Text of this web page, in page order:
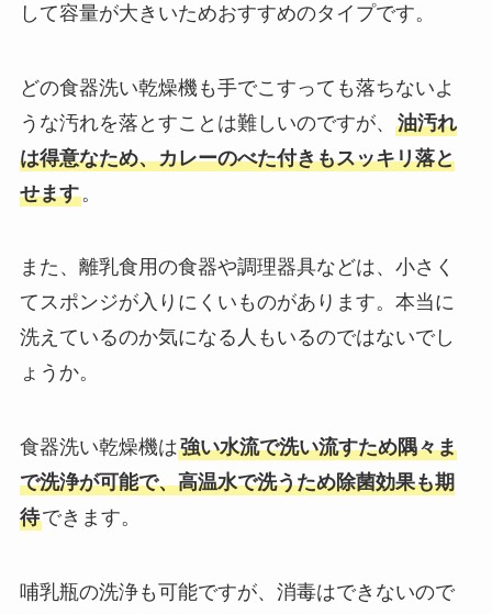
して容量が大きいためおすすめのタイプです。
どの食器洗い乾燥機も手でこすっても落ちないよ
うな汚れを落とすことは難しいのですが、 油汚れ
は得意なため、カレーのべた付きもスッキリ落と
せます。
また、離乳食用の食器や調理器具などは、小さく
てスポンジが入りにくいものがあります。本当に
洗えているのか気になる人もいるのではないでし
ょうか。
食器洗い乾燥機は強い水流で洗い流すため隅々ま
で洗浄が可能で、高温水で洗うため除菌効果も期
待できます。
哺乳瓶の洗浄も可能ですが、消毒はできないので